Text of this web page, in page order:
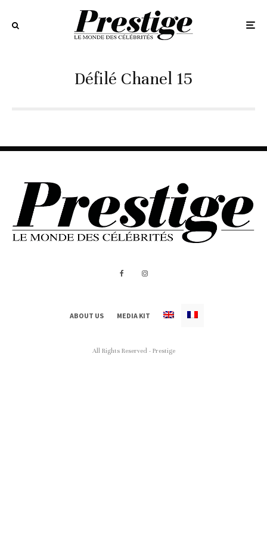
Défilé Chanel 15
ABOUT US MEDIA KIT
All Rights Reserved - Prestige